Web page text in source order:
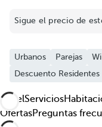
Sigue el precio de
Urbanos Parejas
Descuento Residentes
HotelServicios
OfertasPreguntas